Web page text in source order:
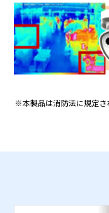
※本製品は消防法に規定さ